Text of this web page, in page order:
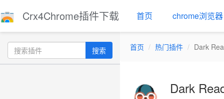
Crx4Chrome插件下载 首页 chrome浏览器
搜索 首页 热门插件 Dark
Dark